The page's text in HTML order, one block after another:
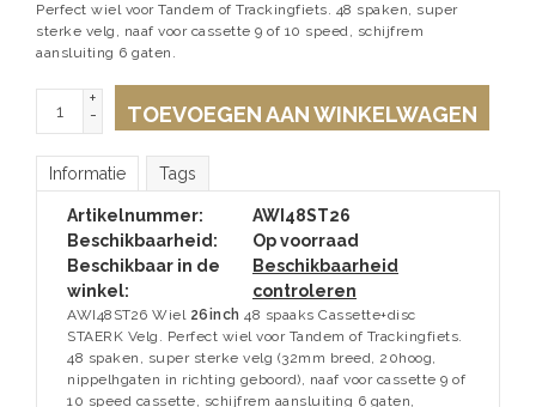
Perfect wiel voor Tandem of Trackingfiets. 48 spaken, super
sterke velg, naaf voor cassette 9 of 10 speed, schijfrem
aansluiting 6 gaten.
+
-
TOEVOEGEN AAN WINKELWAGEN
Informatie Tags
Artikelnummer:
AWI48ST26
Beschikbaarheid:
Op voorraad
Beschikbaar in de
winkel:
Beschikbaarheid
controleren
AWI48ST26 Wiel 26inch 48 spaaks Cassette+disc
STAERK Velg. Perfect wiel voor Tandem of Trackingfiets.
48 spaken, super sterke velg (32mm breed, 20hoog,
nippelhgaten in richting geboord), naaf voor cassette 9 of
10 speed cassette, schijfrem aansluiting 6 gaten,